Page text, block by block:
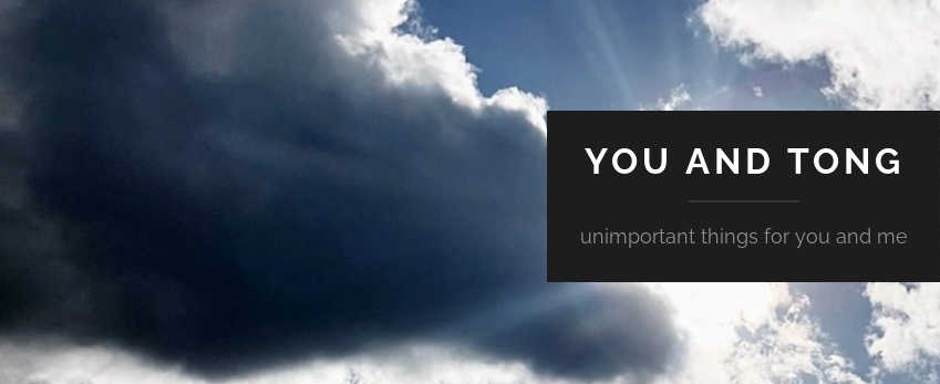
YOU AND TONG
unimportant things for you and me